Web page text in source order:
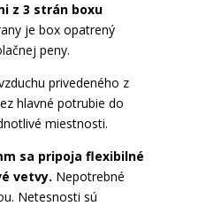
z 3 strán boxu
je box opatrený
peny.
privedeného z
hlavné potrubie do
miestnosti.
sa pripoja flexibilné
vetvy. Nepotrebné
Netesnosti sú